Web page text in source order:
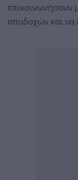
επικοινωνήσουν
αποδοχών και να